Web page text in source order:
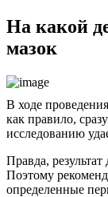
На какой
мазок
В ходе
как правило,
исследованию
Правда,
Поэтому
определенные